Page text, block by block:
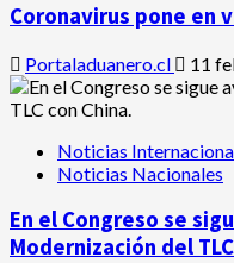
Coronavirus pone en
Portaladuanero.cl 11
Noticias
Noticias Nacionales
En el Congreso se
Modernización del